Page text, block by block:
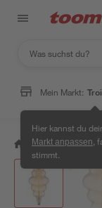
Mein Markt:
Hier kannst du
Markt anpassen ,
stimmt.
/ Wohnen &